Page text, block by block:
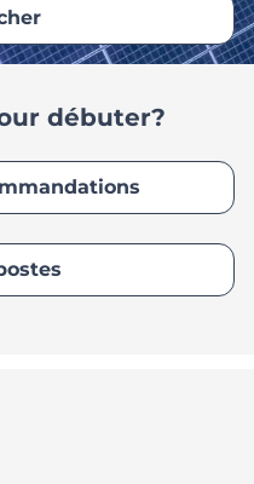
débuter?